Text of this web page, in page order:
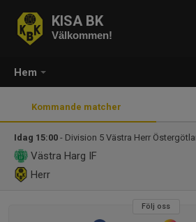
Hem
KISA BK
Välkommen!
Kommande matcher
Idag 15:00 - Division 5 Västra Herr
Västra Harg IF
Herr
Följ oss